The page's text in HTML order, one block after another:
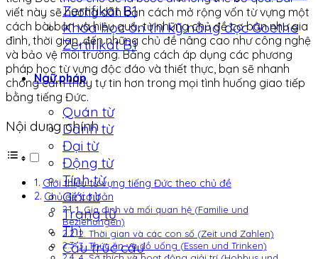
Zertifikat B1
Khóa học ôn thi kỹ năng đọc Goethe
Zertifikat B1
Ngữ pháp
Quán từ
Danh từ
Đại từ
Động từ
Tính từ
Giới từ
Trạng từ
Thì
Cấu trúc câu
viết này sẽ hướng dẫn bạn cách mở rộng vốn từ vựng một
cách bài bản và hiệu quả, từ những chủ đề cơ bản như gia
đình, thời gian, đến những chủ đề nâng cao như công nghệ
và bảo vệ môi trường. Bằng cách áp dụng các phương
pháp học từ vựng độc đáo và thiết thực, bạn sẽ nhanh
chóng cảm thấy tự tin hơn trong mọi tình huống giao tiếp
bằng tiếng Đức.
Nội dung chính
Giới thiệu từ vựng tiếng Đức theo chủ đề
Chủ đề cơ bản
1. Gia đình và mối quan hệ (Familie und
Beziehungen)
2. Thời gian và các con số (Zeit und Zahlen)
3. Thức ăn và đồ uống (Essen und Trinken)